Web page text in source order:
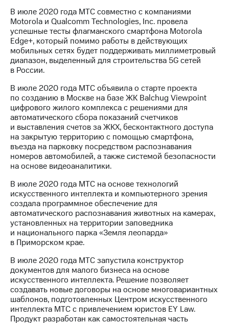
В июле 2020 года МТС совместно с компаниями
Motorola и Qualcomm Technologies, Inc. провела
успешные тесты флагманского смартфона Motorola
Edge+, который помимо работы в действующих
мобильных сетях будет поддерживать миллиметровый
диапазон, выделенный для строительства 5G сетей
в России.
В июле 2020 года МТС объявила о старте проекта
по созданию в Москве на базе ЖК Balchug Viewpoint
цифрового жилого комплекса с решениями для
автоматического сбора показаний счетчиков
и выставления счетов за ЖКХ, бесконтактного доступа
на закрытую территорию с помощью смартфона,
въезда на парковку посредством распознавания
номеров автомобилей, а также системой безопасности
на основе видеоаналитики.
В июле 2020 года МТС на основе технологий
искусственного интеллекта и компьютерного зрения
создала программное обеспечение для
автоматического распознавания животных на камерах,
установленных на территории заповедника
и национального парка «Земля леопарда»
в Приморском крае.
В июле 2020 года МТС запустила конструктор
документов для малого бизнеса на основе
искусственного интеллекта. Решение позволяет
создавать новые договоры на основе многовариантных
шаблонов, подготовленных Центром искусственного
интеллекта МТС с привлечением юристов EY Law.
Продукт разработан как самостоятельная часть